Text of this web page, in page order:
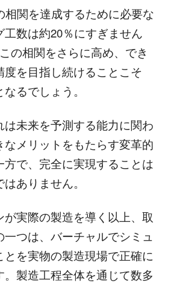
相関を達成するために必要な
数は約20％にすぎません
の相関をさらに高め、でき
度を目指し続けることこそ
るでしょう。
未来を予測する能力に関わ
なメリットをもたらす変革的
方で、完全に実現することは
ありません。
が実際の製造を導く以上、取
一つは、バーチャルでシミュ
とを実物の製造現場で正確に
製造工程全体を通じて数多